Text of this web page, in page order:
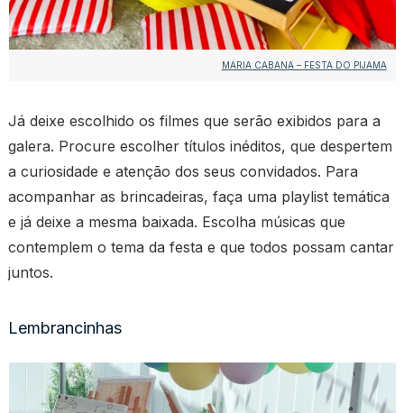
MARIA CABANA – FESTA DO PIJAMA
Já deixe escolhido os filmes que serão exibidos para a
galera. Procure escolher títulos inéditos, que despertem
a curiosidade e atenção dos seus convidados. Para
acompanhar as brincadeiras, faça uma playlist temática
e já deixe a mesma baixada. Escolha músicas que
contemplem o tema da festa e que todos possam cantar
juntos.
Lembrancinhas